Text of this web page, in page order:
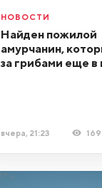
НОВОСТИ
Найден пожилой
амурчанин,
за грибами еще
вчера, 21:23